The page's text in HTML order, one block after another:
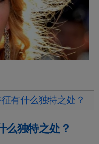
有什么独特之处？
么独特之处？